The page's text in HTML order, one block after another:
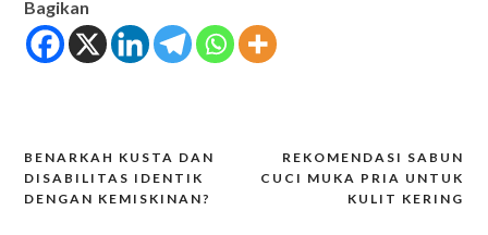
Bagikan
Post
navigation
REKOMENDASI SABUN
CUCI MUKA PRIA UNTUK
KULIT KERING
BENARKAH KUSTA DAN
DISABILITAS IDENTIK
DENGAN KEMISKINAN?